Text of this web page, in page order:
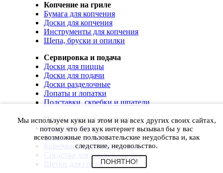
Копчение на гриле
Бумага для копчения
Доски для копчения
Инструменты для копчения
Щепа, бруски и опилки
Сервировка и подача
Доски для пиццы
Доски для подачи
Доски разделочные
Лопаты и лопатки
Подставки, скребки и шпатели
Чистка, уход и хранение
Чехлы и сумки
Коврики для гриля
Корючки для инструментов
Средства для ухода и чистки
Щетки для гриля
Мы используем куки на этом и на всех других своих сайтах,
потому что без кук интернет вызывал бы у вас
всевозможные пользовательские неудобства и, как
следствие, недовольство.
ПОНЯТНО!